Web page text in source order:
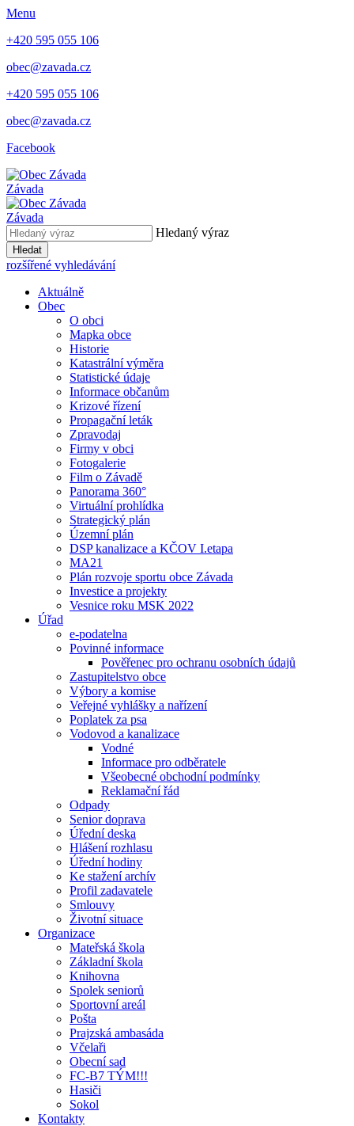
Menu
+420 595 055 106
obec@zavada.cz
+420 595 055 106
obec@zavada.cz
Facebook
Závada
Závada
Hledaný výraz
Hledat
rozšířené vyhledávání
Aktuálně
Obec
O obci
Mapka obce
Historie
Katastrální výměra
Statistické údaje
Informace občanům
Krizové řízení
Propagační leták
Zpravodaj
Firmy v obci
Fotogalerie
Film o Závadě
Panorama 360°
Virtuální prohlídka
Strategický plán
Územní plán
DSP kanalizace a KČOV I.etapa
MA21
Plán rozvoje sportu obce Závada
Investice a projekty
Vesnice roku MSK 2022
Úřad
e-podatelna
Povinné informace
Pověřenec pro ochranu osobních údajů
Zastupitelstvo obce
Výbory a komise
Veřejné vyhlášky a nařízení
Poplatek za psa
Vodovod a kanalizace
Vodné
Informace pro odběratele
Všeobecné obchodní podmínky
Reklamační řád
Odpady
Senior doprava
Úřední deska
Hlášení rozhlasu
Úřední hodiny
Ke stažení archív
Profil zadavatele
Smlouvy
Životní situace
Organizace
Mateřská škola
Základní škola
Knihovna
Spolek seniorů
Sportovní areál
Pošta
Prajzská ambasáda
Včelaři
Obecní sad
FC-B7 TÝM!!!
Hasiči
Sokol
Kontakty